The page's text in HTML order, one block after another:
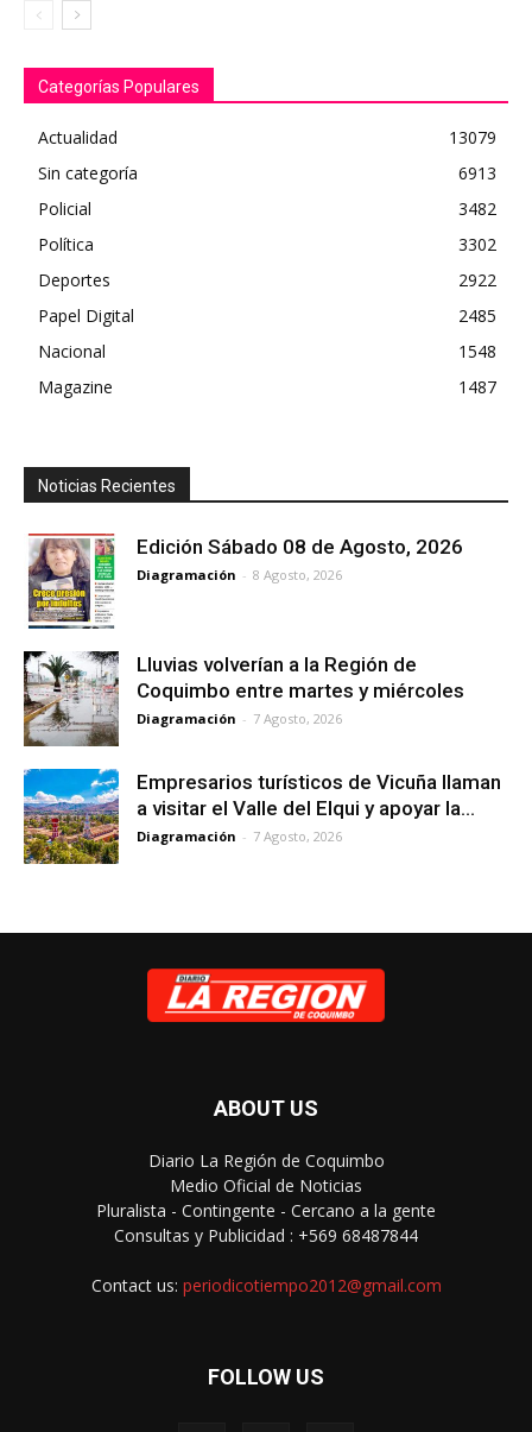
Categorías Populares
Actualidad
13079
Sin categoría
6913
Policial
3482
Política
3302
Deportes
2922
Papel Digital
2485
Nacional
1548
Magazine
1487
Noticias Recientes
Edición Sábado 08 de Agosto, 2026
Diagramación - 8 Agosto, 2026
Lluvias volverían a la Región de
Coquimbo entre martes y miércoles
Diagramación - 7 Agosto, 2026
Empresarios turísticos de Vicuña llaman
a visitar el Valle del Elqui y apoyar la...
Diagramación - 7 Agosto, 2026
ABOUT US
Diario La Región de Coquimbo
Medio Oficial de Noticias
Pluralista - Contingente - Cercano a la gente
Consultas y Publicidad : +569 68487844
Contact us: periodicotiempo2012@gmail.com
FOLLOW US